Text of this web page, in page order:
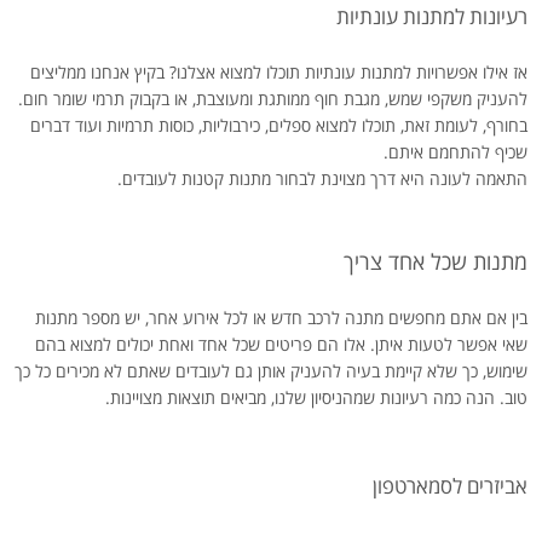
רעיונות למתנות עונתיות
אז אילו אפשרויות למתנות עונתיות תוכלו למצוא אצלנו? בקיץ אנחנו ממליצים
להעניק משקפי שמש, מגבת חוף ממותגת ומעוצבת, או בקבוק תרמי שומר חום.
בחורף, לעומת זאת, תוכלו למצוא ספלים, כירבוליות, כוסות תרמיות ועוד דברים
שכיף להתחמם איתם.
התאמה לעונה היא דרך מצוינת לבחור מתנות קטנות לעובדים.
מתנות שכל אחד צריך
בין אם אתם מחפשים מתנה לרכב חדש או לכל אירוע אחר, יש מספר מתנות
שאי אפשר לטעות איתן. אלו הם פריטים שכל אחד ואחת יכולים למצוא בהם
שימוש, כך שלא קיימת בעיה להעניק אותן גם לעובדים שאתם לא מכירים כל כך
טוב. הנה כמה רעיונות שמהניסיון שלנו, מביאים תוצאות מצויינות.
אביזרים לסמארטפון